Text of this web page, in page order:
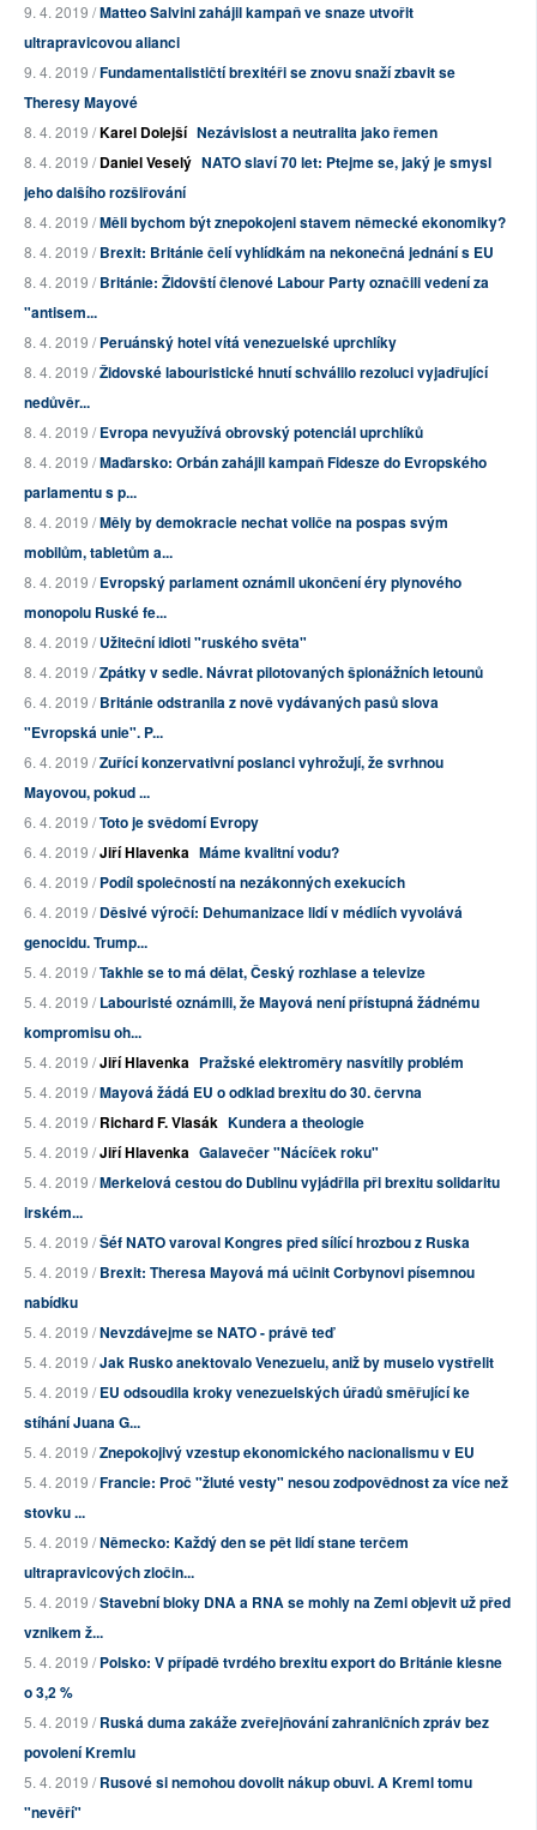
9. 4. 2019 /Matteo Salvini zahájil kampaň ve snaze utvořit
ultrapravicovou alianci
9. 4. 2019 /Fundamentalističtí brexitéři se znovu snaží zbavit se
Theresy Mayové
8. 4. 2019 /Karel Dolejší Nezávislost a neutralita jako řemen
8. 4. 2019 /Daniel Veselý NATO slaví 70 let: Ptejme se, jaký je smysl
jeho dalšího rozšiřování
8. 4. 2019 /Měli bychom být znepokojeni stavem německé ekonomiky?
8. 4. 2019 /Brexit: Británie čelí vyhlídkám na nekonečná jednání s EU
8. 4. 2019 /Británie: Židovští členové Labour Party označili vedení za
"antisem...
8. 4. 2019 /Peruánský hotel vítá venezuelské uprchlíky
8. 4. 2019 /Židovské labouristické hnutí schválilo rezoluci vyjadřující
nedůvěr...
8. 4. 2019 /Evropa nevyužívá obrovský potenciál uprchlíků
8. 4. 2019 /Maďarsko: Orbán zahájil kampaň Fidesze do Evropského
parlamentu s p...
8. 4. 2019 /Měly by demokracie nechat voliče na pospas svým
mobilům, tabletům a...
8. 4. 2019 /Evropský parlament oznámil ukončení éry plynového
monopolu Ruské fe...
8. 4. 2019 /Užiteční idioti "ruského světa"
8. 4. 2019 /Zpátky v sedle. Návrat pilotovaných špionážních letounů
6. 4. 2019 /Británie odstranila z nově vydávaných pasů slova
"Evropská unie". P...
6. 4. 2019 /Zuřící konzervativní poslanci vyhrožují, že svrhnou
Mayovou, pokud ...
6. 4. 2019 /Toto je svědomí Evropy
6. 4. 2019 /Jiří Hlavenka Máme kvalitní vodu?
6. 4. 2019 /Podíl společností na nezákonných exekucích
6. 4. 2019 /Děsivé výročí: Dehumanizace lidí v médiích vyvolává
genocidu. Trump...
5. 4. 2019 /Takhle se to má dělat, Český rozhlase a televize
5. 4. 2019 /Labouristé oznámili, že Mayová není přístupná žádnému
kompromisu oh...
5. 4. 2019 /Jiří Hlavenka Pražské elektroměry nasvítily problém
5. 4. 2019 /Mayová žádá EU o odklad brexitu do 30. června
5. 4. 2019 /Richard F. Vlasák Kundera a theologie
5. 4. 2019 /Jiří Hlavenka Galavečer "Nácíček roku"
5. 4. 2019 /Merkelová cestou do Dublinu vyjádřila při brexitu solidaritu
irském...
5. 4. 2019 /Šéf NATO varoval Kongres před sílící hrozbou z Ruska
5. 4. 2019 /Brexit: Theresa Mayová má učinit Corbynovi písemnou
nabídku
5. 4. 2019 /Nevzdávejme se NATO - právě teď
5. 4. 2019 /Jak Rusko anektovalo Venezuelu, aniž by muselo vystřelit
5. 4. 2019 /EU odsoudila kroky venezuelských úřadů směřující ke
stíhání Juana G...
5. 4. 2019 /Znepokojivý vzestup ekonomického nacionalismu v EU
5. 4. 2019 /Francie: Proč "žluté vesty" nesou zodpovědnost za více než
stovku ...
5. 4. 2019 /Německo: Každý den se pět lidí stane terčem
ultrapravicových zločin...
5. 4. 2019 /Stavební bloky DNA a RNA se mohly na Zemi objevit už před
vznikem ž...
5. 4. 2019 /Polsko: V případě tvrdého brexitu export do Británie klesne
o 3,2 %
5. 4. 2019 /Ruská duma zakáže zveřejňování zahraničních zpráv bez
povolení Kremlu
5. 4. 2019 /Rusové si nemohou dovolit nákup obuvi. A Kreml tomu
"nevěří"